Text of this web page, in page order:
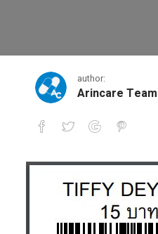
author:
Arincare Team
2